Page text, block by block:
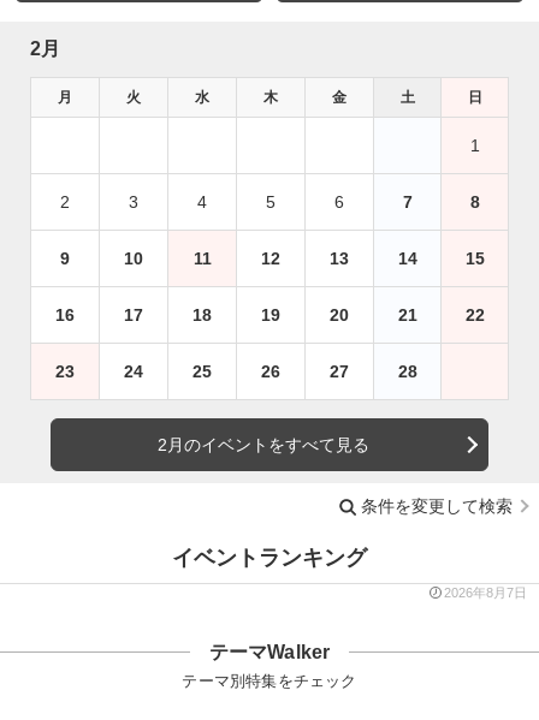
2月
月 火 水 木 金 土 日
1
2 3 4 5 6 7 8
9 10 11 12 13 14 15
16 17 18 19 20 21 22
23 24 25 26 27 28
2月のイベントをすべて見る
条件を変更して検索
イベントランキング
2026年8月7日
テーマWalker
テーマ別特集をチェック